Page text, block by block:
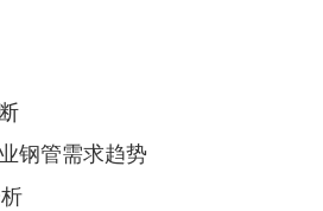
钢管需求趋势